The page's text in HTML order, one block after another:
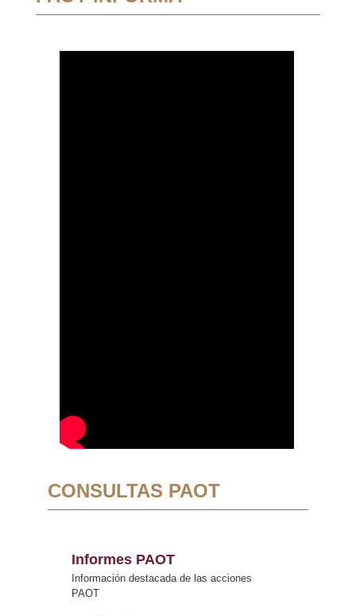
CONSULTAS PAOT
Informes PAOT
Información destacada de las acciones
PAOT